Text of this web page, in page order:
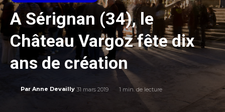
A Sérignan (34), le
Château Vargoz fête dix
ans de création
Par Anne Devailly 31 mars 2019 1 min. de lecture